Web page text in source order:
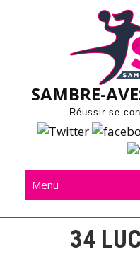
SAMBRE-
Réussir se
Menu
34